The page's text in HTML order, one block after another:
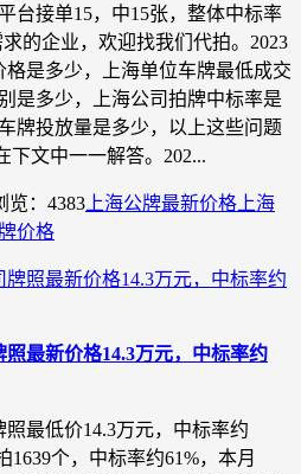
台接单15，中15张，整体中标率
的企业，欢迎找我们代拍。2023
是多少，上海单位车牌最低成交
是多少，上海公司拍牌中标率是
牌投放量是多少，以上这些问题
下文中一一解答。202...
览：4383 上海公牌最新价格 上海
价格
照最新价格14.3万元，中标率约
照最低价14.3万元，中标率约
1639个，中标率约61%，本月